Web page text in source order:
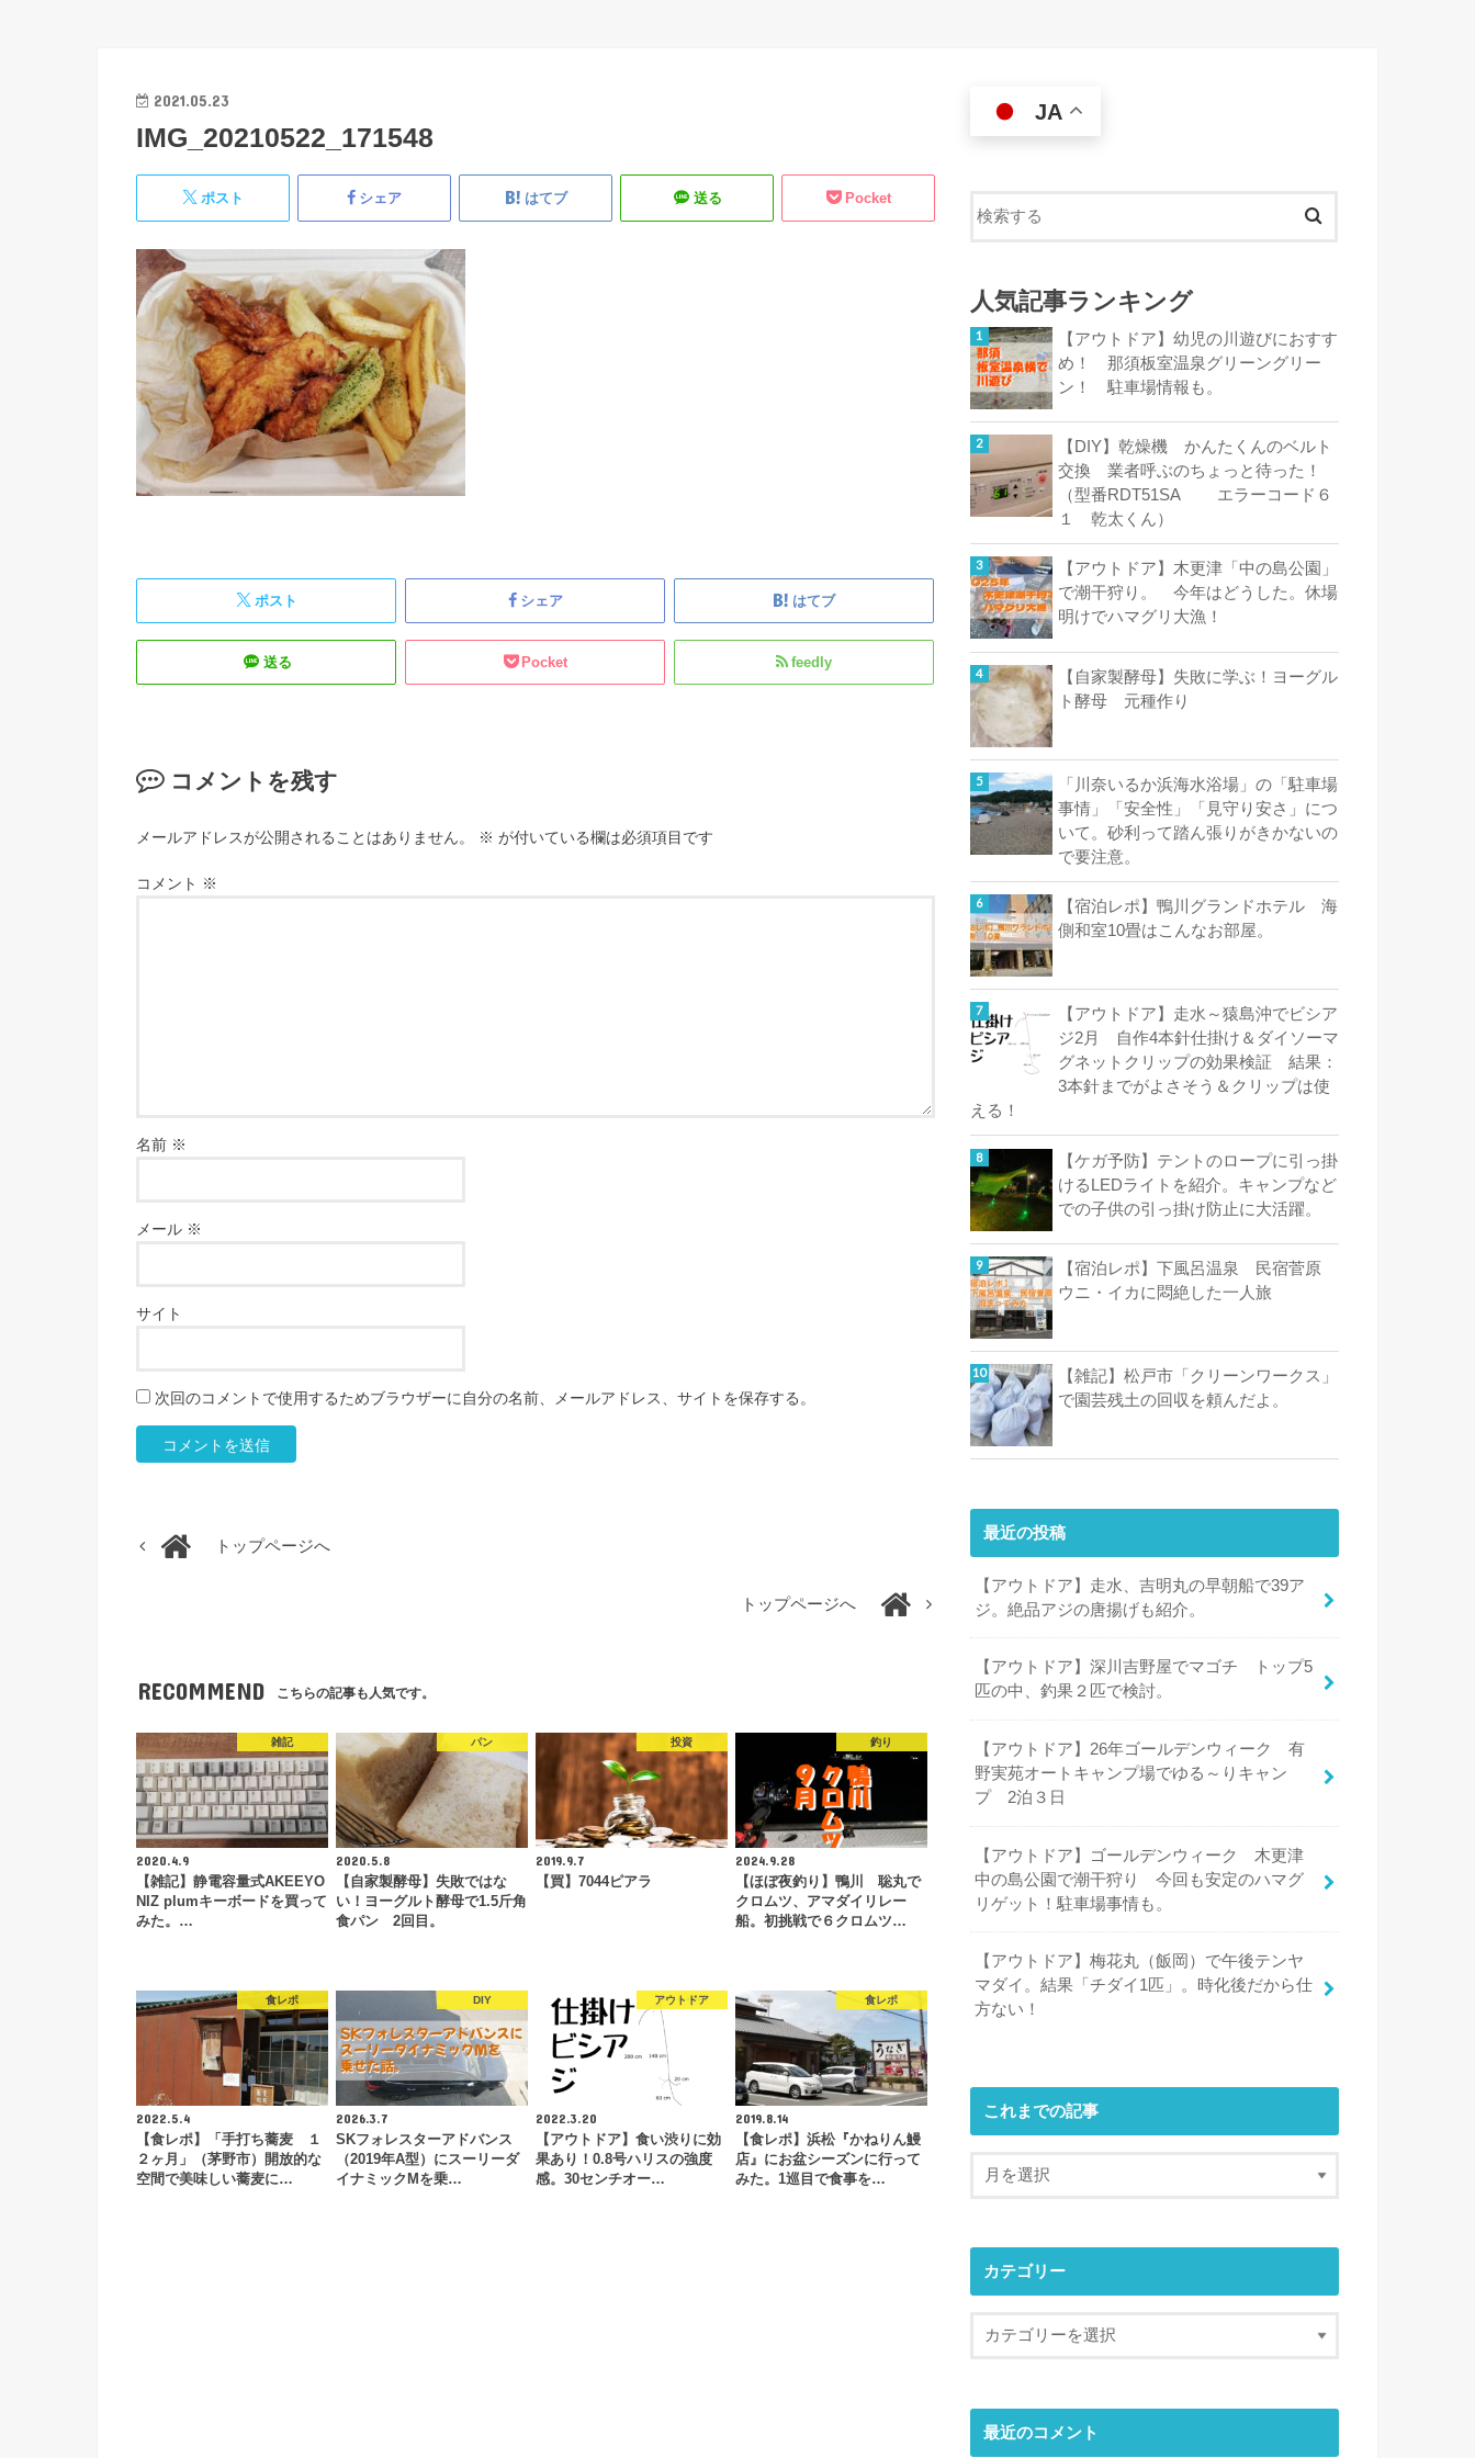
2021.05.23
IMG_20210522_171548
ポスト シェア はてブ 送る Pocket
ポスト シェア はてブ
送る Pocket feedly
コメントを残す
メールアドレスが公開されることはありません。 ※ が付いている欄は必須項目です
コメント ※
名前 ※
メール ※
サイト
次回のコメントで使用するためブラウザーに自分の名前、メールアドレス、サイトを保存する。
トップページへ
トップページへ
RECOMMEND こちらの記事も人気です。
雑記
2020.4.9
【雑記】静電容量式AKEEYO
NIZ plumキーボードを買って
みた。…
パン
2020.5.8
【自家製酵母】失敗ではな
い！ヨーグルト酵母で1.5斤角
食パン 2回目。
投資
2019.9.7
【買】7044ピアラ
釣り
2024.9.28
【ほぼ夜釣り】鴨川 聡丸で
クロムツ、アマダイリレー
船。初挑戦で６クロムツ…
食レポ
2022.5.4
【食レポ】「手打ち蕎麦 １
２ヶ月」（茅野市）開放的な
空間で美味しい蕎麦に…
DIY
2026.3.7
SKフォレスターアドバンス
（2019年A型）にスーリーダ
イナミックMを乗…
アウトドア
2022.3.20
【アウトドア】食い渋りに効
果あり！0.8号ハリスの強度
感。30センチオー…
食レポ
2019.8.14
【食レポ】浜松『かねりん鰻
店』にお盆シーズンに行って
みた。1巡目で食事を…
JA
人気記事ランキング
【アウトドア】幼児の川遊びにおすす
め！ 那須板室温泉グリーングリー
ン！ 駐車場情報も。
【DIY】乾燥機 かんたくんのベルト
交換 業者呼ぶのちょっと待った！
（型番RDT51SA エラーコード６
１ 乾太くん）
【アウトドア】木更津「中の島公園」
で潮干狩り。 今年はどうした。休場
明けでハマグリ大漁！
【自家製酵母】失敗に学ぶ！ヨーグル
ト酵母 元種作り
「川奈いるか浜海水浴場」の「駐車場
事情」「安全性」「見守り安さ」につ
いて。砂利って踏ん張りがきかないの
で要注意。
【宿泊レポ】鴨川グランドホテル 海
側和室10畳はこんなお部屋。
【アウトドア】走水～猿島沖でビシア
ジ2月 自作4本針仕掛け＆ダイソーマ
グネットクリップの効果検証 結果：
3本針までがよさそう＆クリップは使
える！
【ケガ予防】テントのロープに引っ掛
けるLEDライトを紹介。キャンプなど
での子供の引っ掛け防止に大活躍。
【宿泊レポ】下風呂温泉 民宿菅原
ウニ・イカに悶絶した一人旅
【雑記】松戸市「クリーンワークス」
で園芸残土の回収を頼んだよ。
最近の投稿
【アウトドア】走水、吉明丸の早朝船で39ア
ジ。絶品アジの唐揚げも紹介。
【アウトドア】深川吉野屋でマゴチ トップ5
匹の中、釣果２匹で検討。
【アウトドア】26年ゴールデンウィーク 有
野実苑オートキャンプ場でゆる～りキャン
プ 2泊３日
【アウトドア】ゴールデンウィーク 木更津
中の島公園で潮干狩り 今回も安定のハマグ
リゲット！駐車場事情も。
【アウトドア】梅花丸（飯岡）で午後テンヤ
マダイ。結果「チダイ1匹」。時化後だから仕
方ない！
これまでの記事
カテゴリー
最近のコメント